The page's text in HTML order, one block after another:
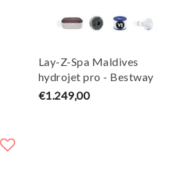
Lay-Z-Spa Maldives
hydrojet pro - Bestway
€1.249,00